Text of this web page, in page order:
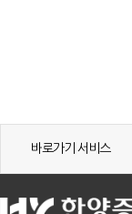
바로가기 서비스